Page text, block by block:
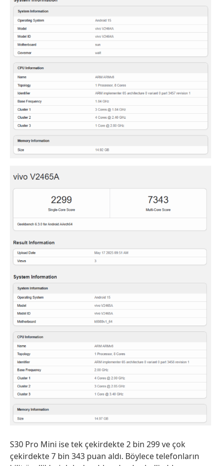
S30 Pro Mini ise tek çekirdekte 2 bin 299 ve çok
çekirdekte 7 bin 343 puan aldı. Böylece telefonların